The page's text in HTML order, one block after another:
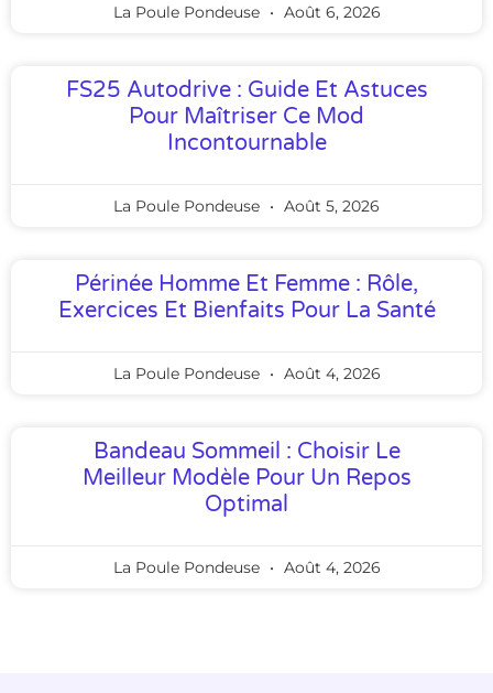
La Poule Pondeuse Août 6, 2026
FS25 Autodrive : Guide Et Astuces
Pour Maîtriser Ce Mod
Incontournable
La Poule Pondeuse Août 5, 2026
Périnée Homme Et Femme : Rôle,
Exercices Et Bienfaits Pour La Santé
La Poule Pondeuse Août 4, 2026
Bandeau Sommeil : Choisir Le
Meilleur Modèle Pour Un Repos
Optimal
La Poule Pondeuse Août 4, 2026